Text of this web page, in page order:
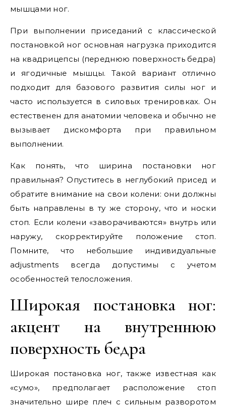
мышцами ног.
При выполнении приседаний с классической
постановкой ног основная нагрузка приходится
на квадрицепсы (переднюю поверхность бедра)
и ягодичные мышцы. Такой вариант отлично
подходит для базового развития силы ног и
часто используется в силовых тренировках. Он
естественен для анатомии человека и обычно не
вызывает дискомфорта при правильном
выполнении.
Как понять, что ширина постановки ног
правильная? Опуститесь в неглубокий присед и
обратите внимание на свои колени: они должны
быть направлены в ту же сторону, что и носки
стоп. Если колени «заворачиваются» внутрь или
наружу, скорректируйте положение стоп.
Помните, что небольшие индивидуальные
adjustments всегда допустимы с учетом
особенностей телосложения.
Широкая постановка ног:
акцент на внутреннюю
поверхность бедра
Широкая постановка ног, также известная как
«сумо», предполагает расположение стоп
значительно шире плеч с сильным разворотом